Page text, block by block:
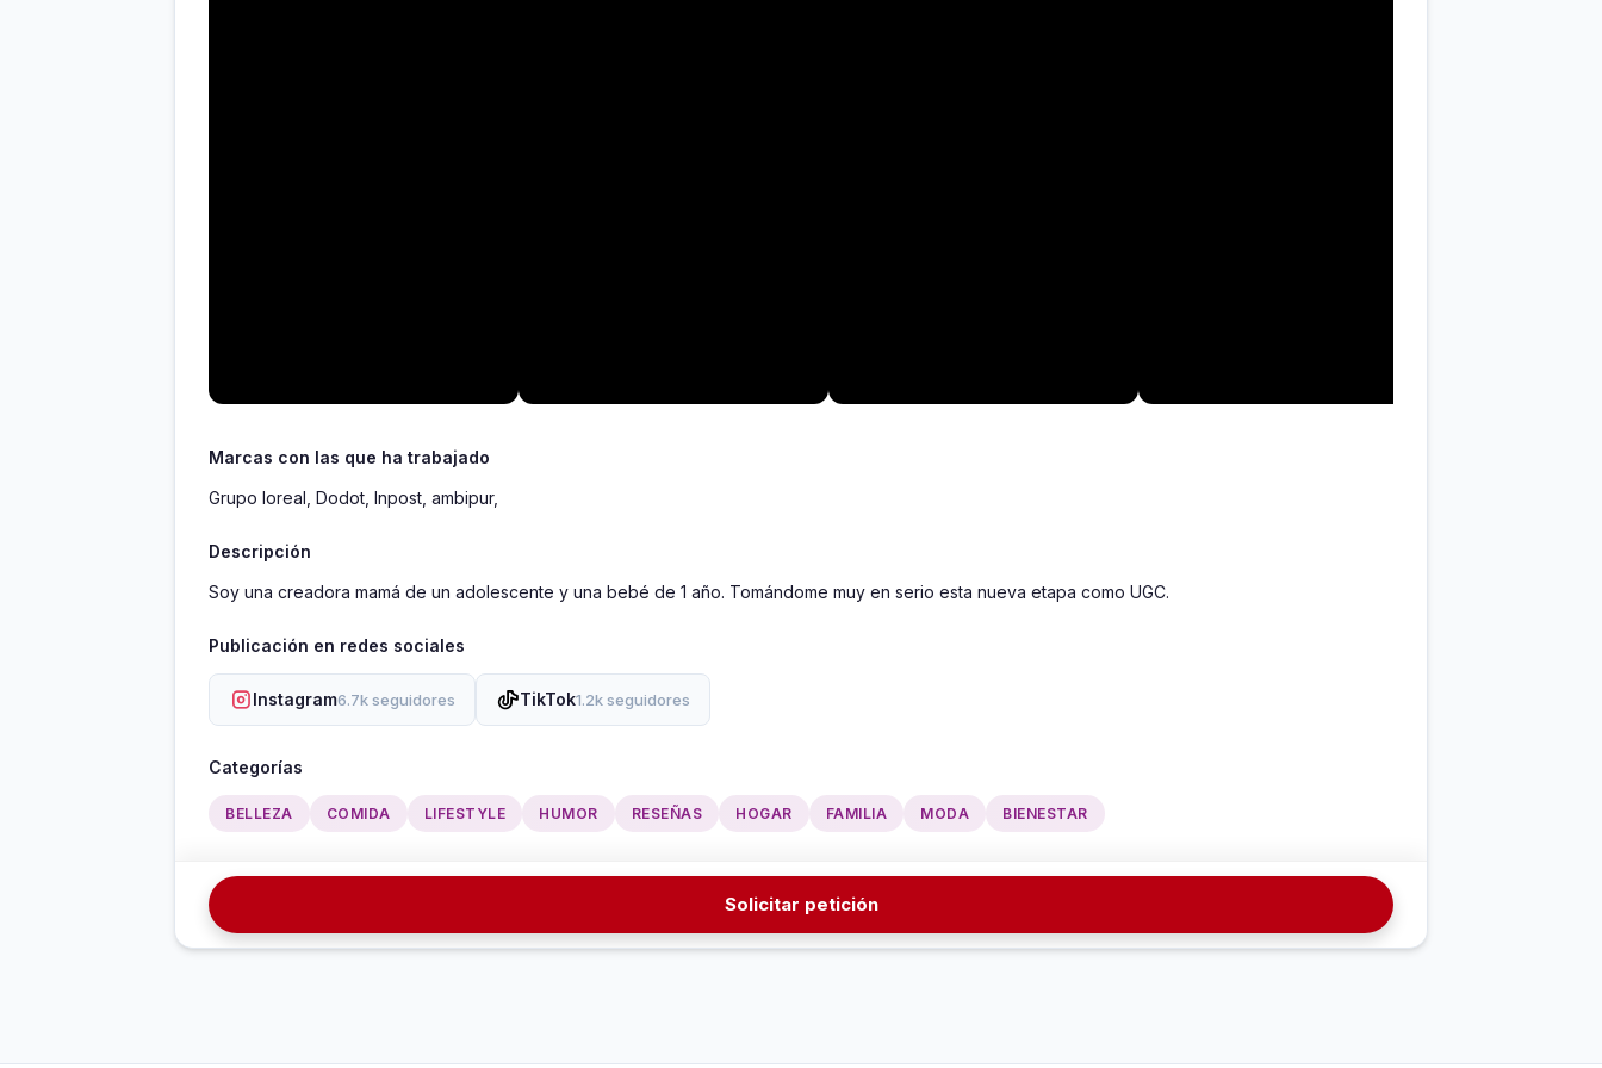
Marcas con las que ha trabajado
Grupo loreal, Dodot, Inpost, ambipur,
Descripción
Soy una creadora mamá de un adolescente y una bebé de 1 año. Tomándome muy en serio esta nueva etapa como UGC.
Publicación en redes sociales
Instagram6.7k seguidores TikTok1.2k seguidores
Categorías
BELLEZA COMIDA LIFESTYLE HUMOR RESEÑAS HOGAR FAMILIA MODA BIENESTAR
Solicitar petición